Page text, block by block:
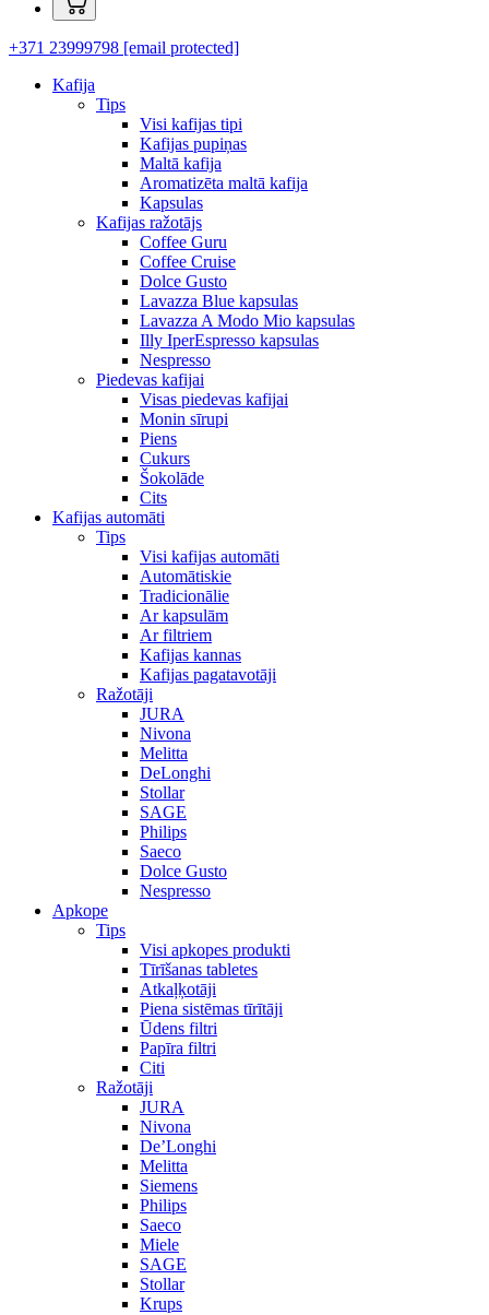
+371 23999798 [email protected]
Kafija
Tips
Visi kafijas tipi
Kafijas pupiņas
Maltā kafija
Aromatizēta maltā kafija
Kapsulas
Kafijas ražotājs
Coffee Guru
Coffee Cruise
Dolce Gusto
Lavazza Blue kapsulas
Lavazza A Modo Mio kapsulas
Illy IperEspresso kapsulas
Nespresso
Piedevas kafijai
Visas piedevas kafijai
Monin sīrupi
Piens
Cukurs
Šokolāde
Cits
Kafijas automāti
Tips
Visi kafijas automāti
Automātiskie
Tradicionālie
Ar kapsulām
Ar filtriem
Kafijas kannas
Kafijas pagatavotāji
Ražotāji
JURA
Nivona
Melitta
DeLonghi
Stollar
SAGE
Philips
Saeco
Dolce Gusto
Nespresso
Apkope
Tips
Visi apkopes produkti
Tīrīšanas tabletes
Atkaļķotāji
Piena sistēmas tīrītāji
Ūdens filtri
Papīra filtri
Citi
Ražotāji
JURA
Nivona
De’Longhi
Melitta
Siemens
Philips
Saeco
Miele
SAGE
Stollar
Krups